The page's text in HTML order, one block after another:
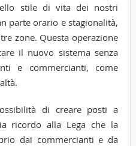
stile di vita dei nostri
parte orario e stagionalità,
zone. Questa operazione
il nuovo sistema senza
e commercianti, come
di creare posti a
ricordo alla Lega che la
dai commercianti e da